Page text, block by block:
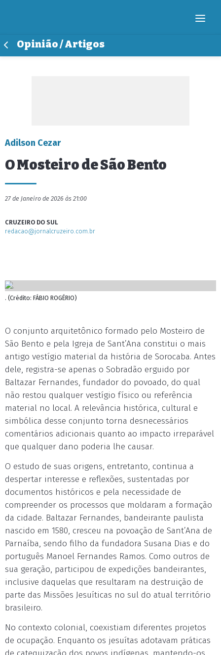
Opinião / Artigos
Adilson Cezar
O Mosteiro de São Bento
27 de Janeiro de 2026 às 21:00
CRUZEIRO DO SUL
redacao@jornalcruzeiro.com.br
. (Crédito: FÁBIO ROGÉRIO)
O conjunto arquitetônico formado pelo Mosteiro de
São Bento e pela Igreja de Sant’Ana constitui o mais
antigo vestígio material da história de Sorocaba. Antes
dele, registra-se apenas o Sobradão erguido por
Baltazar Fernandes, fundador do povoado, do qual
não restou qualquer vestígio físico ou referência
material no local. A relevância histórica, cultural e
simbólica desse conjunto torna desnecessários
comentários adicionais quanto ao impacto irreparável
que qualquer dano poderia lhe causar.
O estudo de suas origens, entretanto, continua a
despertar interesse e reflexões, sustentadas por
documentos históricos e pela necessidade de
compreender os processos que moldaram a formação
da cidade. Baltazar Fernandes, bandeirante paulista
nascido em 1580, cresceu na povoação de Sant’Ana de
Parnaíba, sendo filho da fundadora Susana Dias e do
português Manoel Fernandes Ramos. Como outros de
sua geração, participou de expedições bandeirantes,
inclusive daquelas que resultaram na destruição de
parte das Missões Jesuíticas no sul do atual território
brasileiro.
No contexto colonial, coexistiam diferentes projetos
de ocupação. Enquanto os jesuítas adotavam práticas